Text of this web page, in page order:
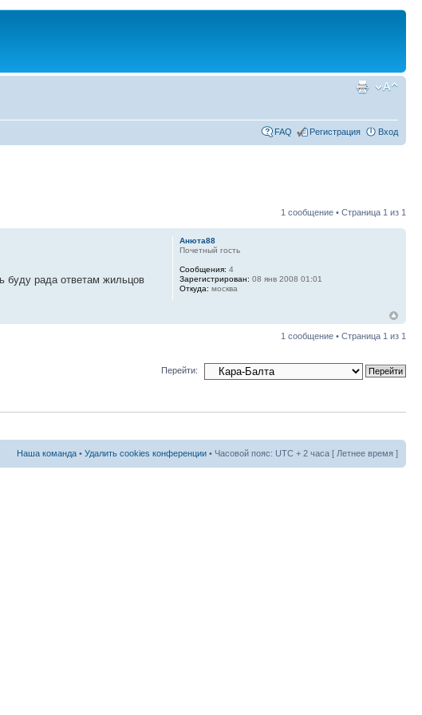
FAQ Регистрация Вход
1 сообщение • Страница 1 из 1
буду рада ответам жильцов
Анюта88
Почетный гость
Сообщения: 4
Зарегистрирован: 08 янв 2008 01:01
Откуда: москва
1 сообщение • Страница 1 из 1
Перейти:
Наша команда • Удалить cookies конференции • Часовой пояс: UTC + 2 часа [ Летнее время ]